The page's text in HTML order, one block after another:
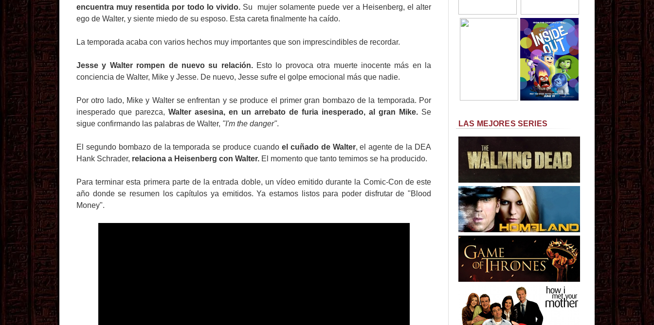
encuentra muy resentida por todo lo vivido.Su mujer solamente puede ver a Heisenberg, el alter
ego de Walter, y siente miedo de su esposo. Esta careta finalmente ha caído.
La temporada acaba con varios hechos muy importantes que son imprescindibles de recordar.
Jesse y Walter rompen de nuevo su relación.Esto lo provoca otra muerte inocente más en la
conciencia de Walter, Mike y Jesse. De nuevo, Jesse sufre el golpe emocional más que nadie.
Por otro lado, Mike y Walter se enfrentan y se produce el primer gran bombazo de la temporada. Por
inesperado que parezca, Walter asesina, en un arrebato de furia inesperado, al gran Mike. Se
sigue confirmando las palabras de Walter, "I'm the danger".
El segundo bombazo de la temporada se produce cuando el cuñado de Walter, el agente de la DEA
Hank Schrader, relaciona a Heisenberg con Walter. El momento que tanto temimos se ha producido.
Para terminar esta primera parte de la entrada doble, un vídeo emitido durante la Comic-Con de este
año donde se resumen los capítulos ya emitidos. Ya estamos listos para poder disfrutar de "Blood
Money".
LAS MEJORES SERIES